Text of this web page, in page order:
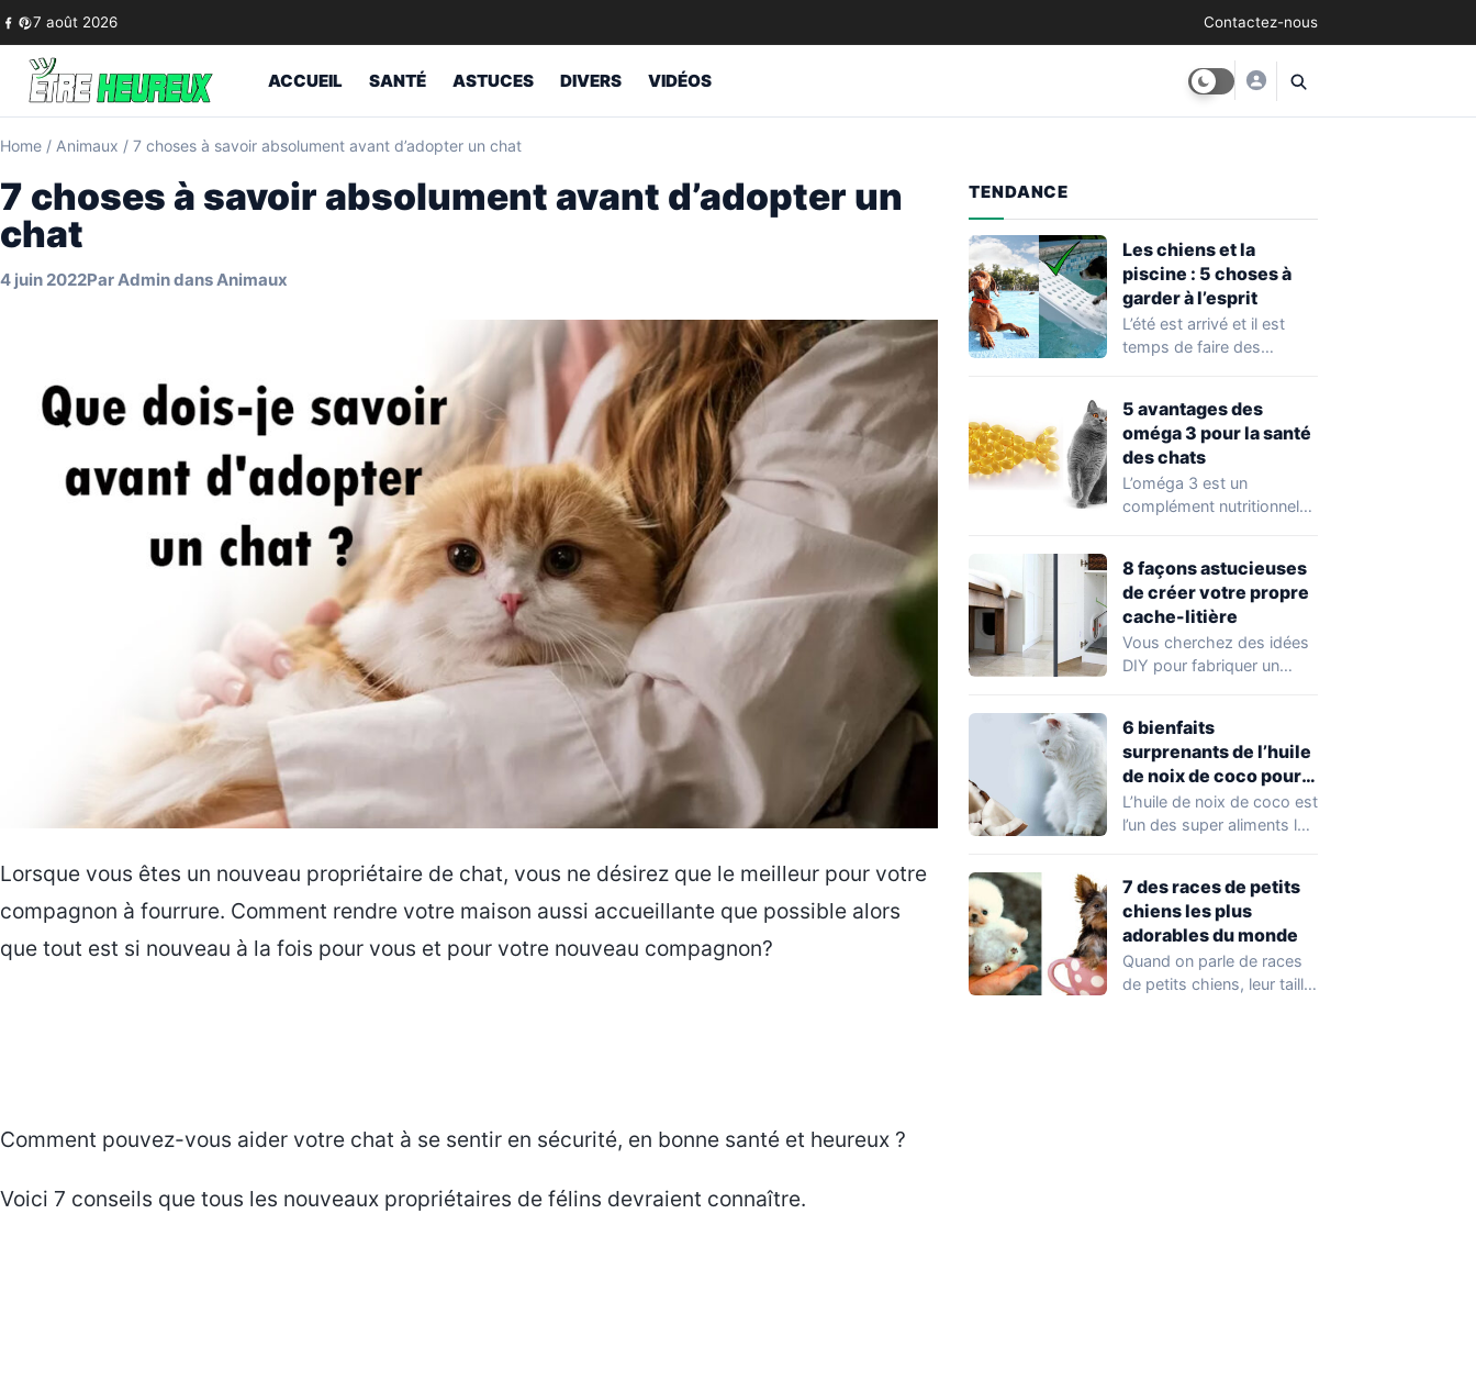
Skip to content
7 août 2026 Contactez-nous
ACCUEIL SANTÉ ASTUCES DIVERS VIDÉOS
Home / Animaux / 7 choses à savoir absolument avant d’adopter un chat
7 choses à savoir absolument avant d’adopter un
chat
4 juin 2022ParAdmindansAnimaux
Lorsque vous êtes un nouveau propriétaire de chat, vous ne désirez que le meilleur pour votre
compagnon à fourrure. Comment rendre votre maison aussi accueillante que possible alors
que tout est si nouveau à la fois pour vous et pour votre nouveau compagnon?
Comment pouvez-vous aider votre chat à se sentir en sécurité, en bonne santé et heureux ?
Voici 7 conseils que tous les nouveaux propriétaires de félins devraient connaître.
TENDANCE
Les chiens et la
piscine : 5 choses à
garder à l’esprit
L’été est arrivé et il est
temps de faire des
5 avantages des
oméga 3 pour la santé
des chats
L’oméga 3 est un
complément nutritionnel
saumon…
8 façons astucieuses
de créer votre propre
cache-litière
Vous cherchez des idées
DIY pour fabriquer un
6 bienfaits
surprenants de l’huile
de noix de coco pour
la santé de votre chat
L’huile de noix de coco est
l’un des super aliments les
7 des races de petits
chiens les plus
adorables du monde
Quand on parle de races
de petits chiens, leur taille